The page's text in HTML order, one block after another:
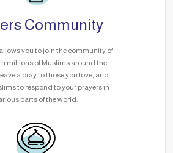
Community
you to join the community of
millions of Muslims around the
a pray to those you love, and
to respond to your prayers in
parts of the world.